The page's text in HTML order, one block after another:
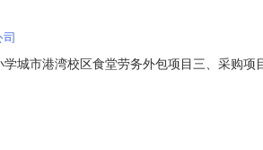
城市港湾校区食堂劳务外包项目三、采购
浙江省台州市椒江区白云街道新健路23-29